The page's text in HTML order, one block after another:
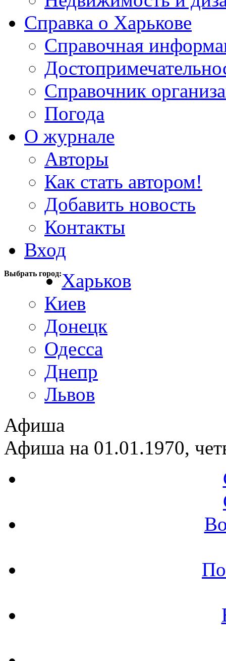
Справка о Харькове
Справочная
Справочник
Погода
О журнале
Авторы
Как стать автором!
Добавить новость
Контакты
Вход
Выбрать город:Харьков
Киев
Донецк
Одесса
Днепр
Львов
Афиша
Афиша на 01.01.1970,